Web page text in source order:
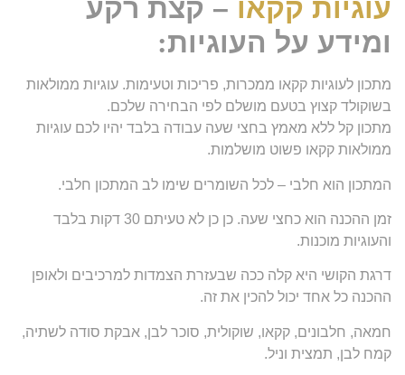
עוגיות קקאו – קצת רקע
ומידע על העוגיות:
מתכון לעוגיות קקאו ממכרות, פריכות וטעימות. עוגיות ממולאות
בשוקולד קצוץ בטעם מושלם לפי הבחירה שלכם.
מתכון קל ללא מאמץ בחצי שעה עבודה בלבד יהיו לכם עוגיות
ממולאות קקאו פשוט מושלמות.
המתכון הוא חלבי – לכל השומרים שימו לב המתכון חלבי.
זמן ההכנה הוא כחצי שעה. כן כן לא טעיתם 30 דקות בלבד
והעוגיות מוכנות.
דרגת הקושי היא קלה ככה שבעזרת הצמדות למרכיבים ולאופן
ההכנה כל אחד יכול להכין את זה.
חמאה, חלבונים, קקאו, שוקולית, סוכר לבן, אבקת סודה לשתיה,
קמח לבן, תמצית וניל.